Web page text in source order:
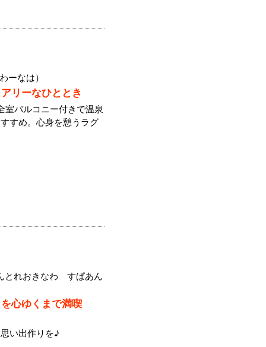
ーなは）
リーなひととき
室バルコニー付きで温泉
すめ。心身を憩うラグ
とれおきなわ すぱあん
心ゆくまで満喫
い出作りを♪